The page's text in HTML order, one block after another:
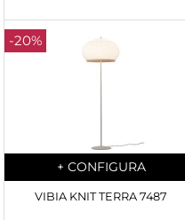
-20%
Quantità
+ CONFIGURA
VIBIA KNIT TERRA 7487